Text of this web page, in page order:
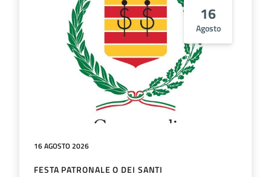
16
Agosto
16 AGOSTO 2026
FESTA PATRONALE O DEI SANTI